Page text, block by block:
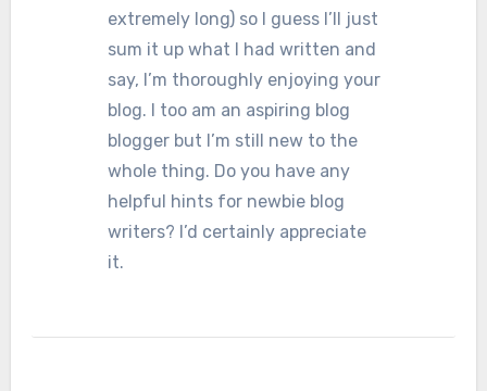
extremely long) so I guess I’ll just
sum it up what I had written and
say, I’m thoroughly enjoying your
blog. I too am an aspiring blog
blogger but I’m still new to the
whole thing. Do you have any
helpful hints for newbie blog
writers? I’d certainly appreciate
it.